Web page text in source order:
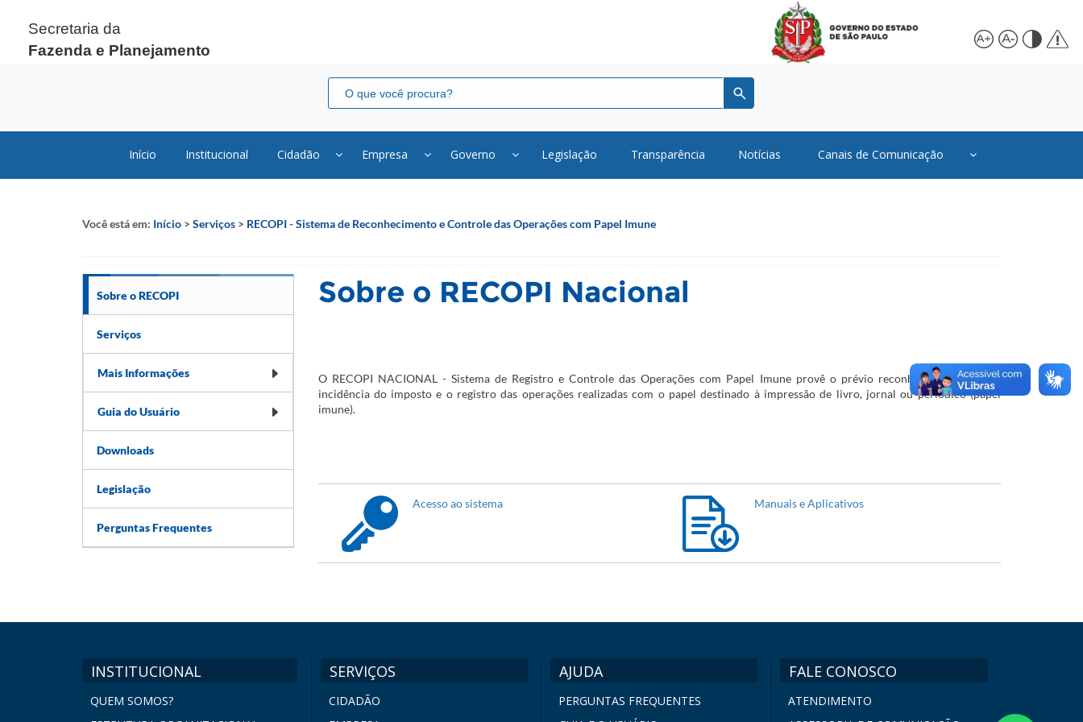
Secretaria da
Fazenda e Planejamento
Início Institucional Cidadão Empresa Governo Legislação Transparência Notícias Canais de Comunicação
Você está em: Início > Serviços > RECOPI - Sistema de Reconhecimento e Controle das Operações com Papel Imune
Sobre o RECOPI
Serviços
Mais Informações
Guia do Usuário
Downloads
Legislação
Perguntas Frequentes
Sobre o RECOPI Nacional
​​O RECOPI NACIONAL - Sistema de Registro e Controle das Operações com Papel Imune provê o prévio reconhecimento da não
incidência do imposto e o registro das operações realizadas com o papel destinado à impressão de livro, jornal ou periódico (papel
imune).
Acesso ao sistema ​Manuais e Aplicativos
INSTITUCIONAL
QUEM SOMOS?
SERVIÇOS
CIDADÃO
AJUDA
PERGUNTAS FREQUENTES
FALE CONOSCO
ATENDIMENTO